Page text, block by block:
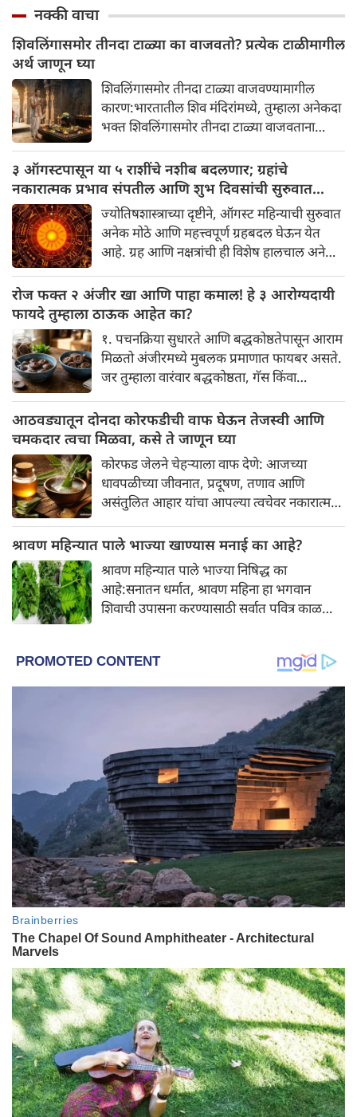
नक्की वाचा
शिवलिंगासमोर तीनदा टाळ्या का वाजवतो? प्रत्येक टाळीमागील
अर्थ जाणून घ्या
शिवलिंगासमोर तीनदा टाळ्या वाजवण्यामागील
कारण:भारतातील शिव मंदिरांमध्ये, तुम्हाला अनेकदा
भक्त शिवलिंगासमोर तीनदा टाळ्या वाजवताना
विचार केला आहे का की यामागे काय रहस्य आहे
आणि प्रत्येक टाळीचा अर्थ काय आहे? हा केवळ एक
विधी नाही, तर यामागे खोलवर रुजलेल्या पौराणिक
श्रद्धा, आध्यात्मिक अर्थ आणि काही वैज्ञानिक
तर्कदेखील आहेत. चला, या अनोख्या परंपरेमागील
अर्थ सविस्तरपणे समजून घेऊया.
३ ऑगस्टपासून या ५ राशींचे नशीब बदलणार; ग्रहांचे
नकारात्मक प्रभाव संपतील आणि शुभ दिवसांची सुरुवात
होईल
ज्योतिषशास्त्राच्या दृष्टीने, ऑगस्ट महिन्याची सुरुवात
अनेक मोठे आणि महत्त्वपूर्ण ग्रहबदल घेऊन येत
आहे. ग्रह आणि नक्षत्रांची ही विशेष हालचाल अनेक
आहे. विशेषतः ३ ऑगस्ट रोजी एक अत्यंत दुर्मिळ
आणि फलदायी ग्रहस्थिती (संयोग) तयार होत आहे.
या दिवशी तयार होणारे शुभ योग, ग्रहांची स्थिती
आणि या गोचरमुळे ज्यांचे नशीब उजळणार आहे
अशा भाग्यवान राशींबद्दल आपण जाणून घेऊया!
रोज फक्त २ अंजीर खा आणि पाहा कमाल! हे ३ आरोग्यदायी
फायदे तुम्हाला ठाऊक आहेत का?
१. पचनक्रिया सुधारते आणि बद्धकोष्ठतेपासून आराम
मिळतो अंजीरमध्ये मुबलक प्रमाणात फायबर असते.
जर तुम्हाला वारंवार बद्धकोष्ठता, गॅस किंवा
वरदान ठरू शकते. हे आतड्यांची स्वच्छता ठेवण्यास
मदत करते. पचनसंस्था मजबूत करून पोट साफ
होण्यास मदत करते.
आठवड्यातून दोनदा कोरफडीची वाफ घेऊन तेजस्वी आणि
चमकदार त्वचा मिळवा, कसे ते जाणून घ्या
कोरफड जेलने चेहऱ्याला वाफ देणे: आजच्या
धावपळीच्या जीवनात, प्रदूषण, तणाव आणि
असंतुलित आहार यांचा आपल्या त्वचेवर नकारात्मक
हळूहळू कमी होते, ज्यामुळे निस्तेजपणा, मुरुमे
आणि ब्लॅकहेड्स यांसारख्या समस्या निर्माण होतात.
श्रावण महिन्यात पाले भाज्या खाण्यास मनाई का आहे?
श्रावण महिन्यात पाले भाज्या निषिद्ध का
आहे:सनातन धर्मात, श्रावण महिना हा भगवान
शिवाची उपासना करण्यासाठी सर्वात पवित्र काळ
पालन करतात.